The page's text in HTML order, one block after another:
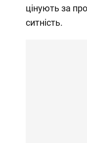
цінують за
ситність.